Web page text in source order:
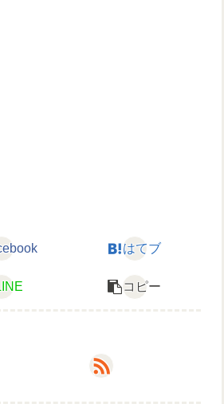
はてブ
コピー